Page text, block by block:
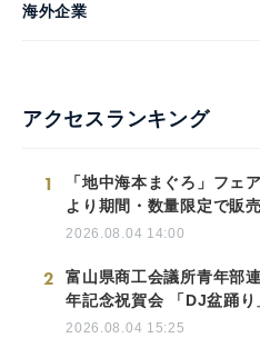
海外企業
アクセスランキング
1
「地中海本まぐろ」フェ
より期間・数量限定で販
2026.08.04 14:00
2
富山県商工会議所青年部
年記念祝賀会 「DJ盆踊
2026.08.04 15:25